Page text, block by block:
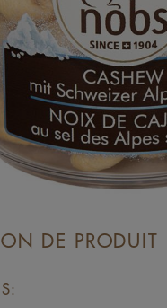
DE PRODUIT